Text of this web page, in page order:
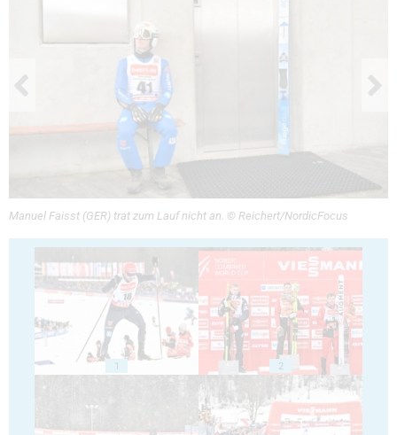
Manuel Faisst (GER) trat zum Lauf nicht an. © Reichert/NordicFocus
1 2